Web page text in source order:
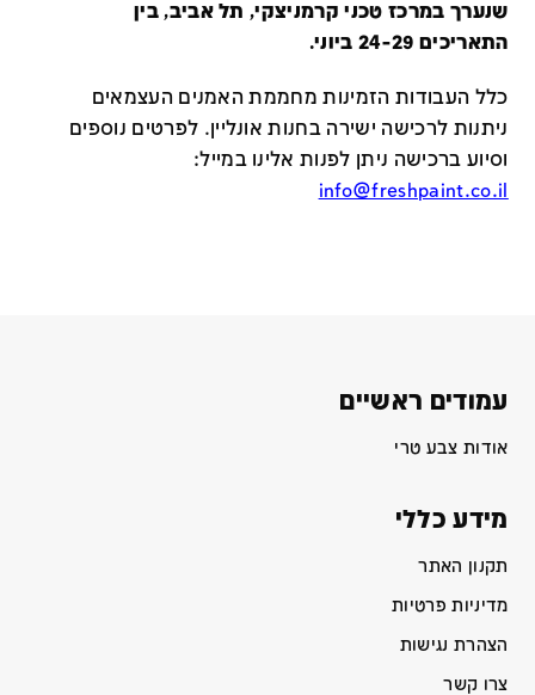
שנערך במרכז טכני קרמניצקי, תל אביב, בין
התאריכים 24-29 ביוני.
כלל העבודות הזמינות מחממת האמנים העצמאים
ניתנות לרכישה ישירה בחנות אונליין. לפרטים נוספים
וסיוע ברכישה ניתן לפנות אלינו במייל:
info@freshpaint.co.il
עמודים ראשיים
אודות צבע טרי
מידע כללי
תקנון האתר
מדיניות פרטיות
הצהרת נגישות
צרו קשר